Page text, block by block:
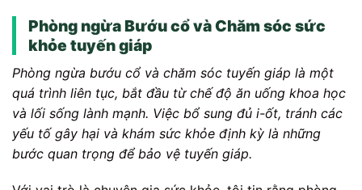
Phòng ngừa Bướu cổ và Chăm sóc sức
khỏe tuyến giáp
Phòng ngừa bướu cổ và chăm sóc tuyến giáp là một
quá trình liên tục, bắt đầu từ chế độ ăn uống khoa học
và lối sống lành mạnh. Việc bổ sung đủ i-ốt, tránh các
yếu tố gây hại và khám sức khỏe định kỳ là những
bước quan trọng để bảo vệ tuyến giáp.